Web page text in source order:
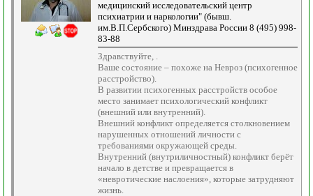
медицинский исследовательский центр
психиатрии и наркологии" (бывш.
им.В.П.Сербского) Минздрава России 8 (495) 998-
83-88
Здравствуйте, .
Ваше состояние – похоже на Невроз (психогенное
расстройство).
В развитии психогенных расстройств особое
место занимает психологический конфликт
(внешний или внутренний).
Внешний конфликт определяется столкновением
нарушенных отношений личности с
требованиями окружающей среды.
Внутренний (внутриличностный) конфликт берёт
начало в детстве и превращается в
«невротические наслоения», которые затрудняют
жизнь.